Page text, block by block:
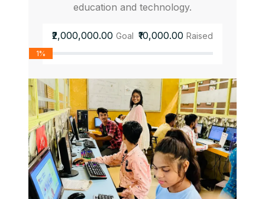
education and technology.
₹2,000,000.00 Goal ₹10,000.00 Raised
1%